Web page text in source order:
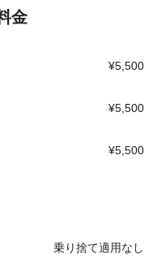
ら金
¥5,500
¥5,500
¥5,500
乗り捨て適用なし